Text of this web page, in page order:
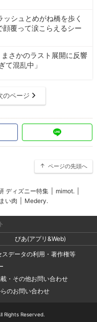
ッシュとめがね橋を歩く
覆って涙こらえるシー
まさかのラスト展開に反響
て混乱中」
のページ
ページの先頭へ
ディズニー特集 mimot.
い肉 Medery.
ぴあ(アプリ&Web)
スデータの利用・著作権等
・その他お問い合わせ
のお問い合わせ
Rights Reserved.